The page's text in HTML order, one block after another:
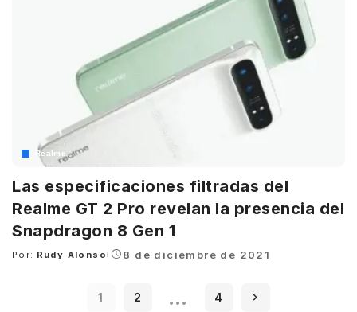
Realme
Las especificaciones filtradas del
Realme GT 2 Pro revelan la presencia del
Snapdragon 8 Gen 1
Posted
Por: Rudy Alonso 8 de diciembre de 2021
1 2 … 4